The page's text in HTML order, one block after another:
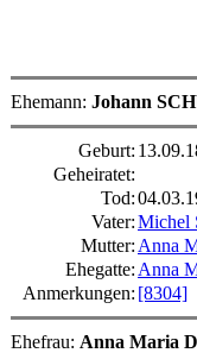
Ehemann: Johann
Geburt:
Geheiratet:
Tod:
Vater:Michel
Mutter: Anna
Ehegatte: Anna
Anmerkungen: [8304]
Ehefrau: Anna Maria